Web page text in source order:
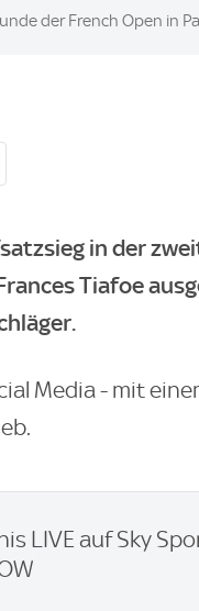
der French Open in
in der
Tiafoe
Media - mit
LIVE auf Sky